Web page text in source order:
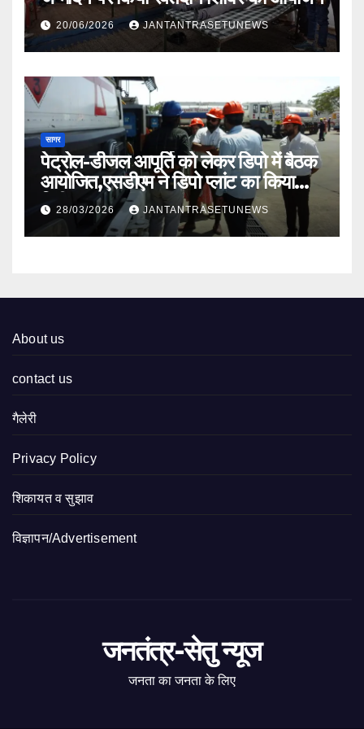
20/06/2026 JANTANTRASETUNEWS
सागर
पेट्रोल-डीजल आपूर्ति को लेकर डिपो में बैठक
आयोजित,एसडीएम ने डिपो प्लांट का किया
निरीक्षण
28/03/2026 JANTANTRASETUNEWS
About us
contact us
गैलेरी
Privacy Policy
शिकायत व सुझाव
विज्ञापन/Advertisement
जनतंत्र-सेतु न्यूज
जनता का जनता के लिए